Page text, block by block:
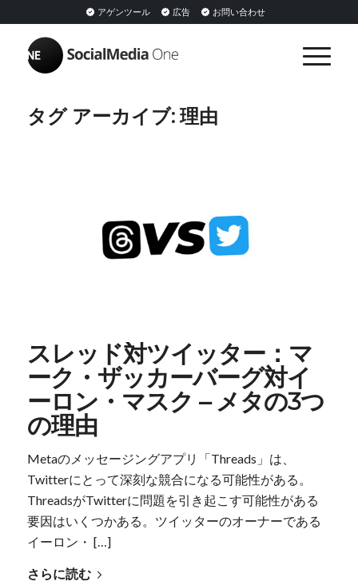
アゲンツール 広告 お問い合わせ
タグ アーカイブ: 理由
スレッド対ツイッター：マ
ーク・ザッカーバーグ対イ
ーロン・マスク – メタの3つ
の理由
Metaのメッセージングアプリ「Threads」は、
Twitterにとって深刻な競合になる可能性がある。
ThreadsがTwitterに問題を引き起こす可能性がある
要因はいくつかある。ツイッターのオーナーである
イーロン・ […]
さらに読む